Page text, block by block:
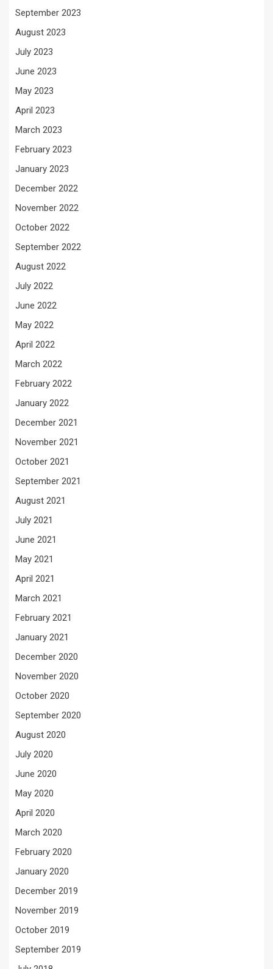
September 2023
August 2023
July 2023
June 2023
May 2023
April 2023
March 2023
February 2023
January 2023
December 2022
November 2022
October 2022
September 2022
August 2022
July 2022
June 2022
May 2022
April 2022
March 2022
February 2022
January 2022
December 2021
November 2021
October 2021
September 2021
August 2021
July 2021
June 2021
May 2021
April 2021
March 2021
February 2021
January 2021
December 2020
November 2020
October 2020
September 2020
August 2020
July 2020
June 2020
May 2020
April 2020
March 2020
February 2020
January 2020
December 2019
November 2019
October 2019
September 2019